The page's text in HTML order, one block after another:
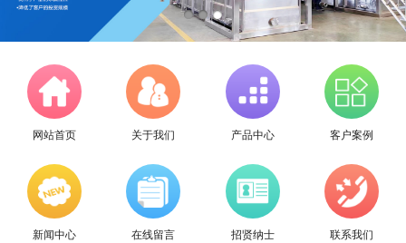
网站首页 关于我们 产品中心 客户案例
新闻中心 在线留言 招贤纳士 联系我们